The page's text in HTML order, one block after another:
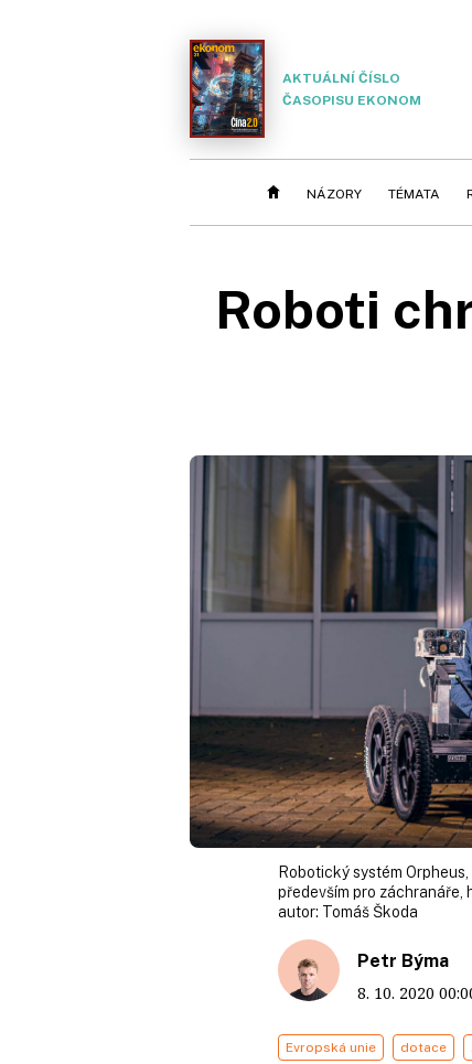
AKTUÁLNÍ ČÍSLO
ČASOPISU EKONOM
NÁZORY TÉMATA
Roboti
Robotický systém
především pro záchranáře,
autor: Tomáš Škoda
Petr Býma
8. 10. 2020
Evropská unie dotace